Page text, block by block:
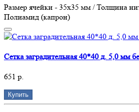
Размер ячейки - 35х35 мм / Толщина
Полиамид (капрон)
Сетка заградительная 40*40 д. 5,0 мм
651 р.
Купить